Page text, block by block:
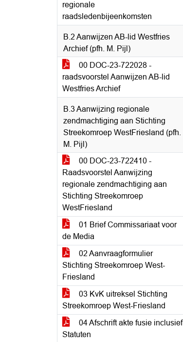
regionale
raadsledenbijeenkomsten
B.2 Aanwijzen AB-lid Westfries
Archief (pfh. M. Pijl)
00 DOC-23-722028 -
raadsvoorstel Aanwijzen AB-lid
Westfries Archief
B.3 Aanwijzing regionale
zendmachtiging aan Stichting
Streekomroep WestFriesland (pfh.
M. Pijl)
00 DOC-23-722410 -
Raadsvoorstel Aanwijzing
regionale zendmachtiging aan
Stichting Streekomroep
WestFriesland
01 Brief Commissariaat voor
de Media
02 Aanvraagformulier
Stichting Streekomroep West-
Friesland
03 KvK uitreksel Stichting
Streekomroep West-Friesland
04 Afschrift akte fusie inclusief
Statuten